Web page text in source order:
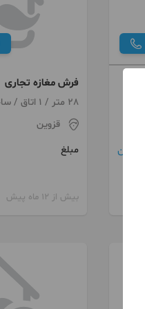
فرش مغازه تجاری
28 متر / 1 اتاق / ساخت 1375
قزوین
مبلغ
بیش از 12 ماه پیش